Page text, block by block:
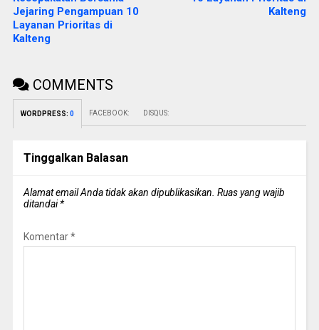
Jejaring Pengampuan 10
Layanan Prioritas di
Kalteng
Kalteng
COMMENTS
WORDPRESS: 0 FACEBOOK: DISQUS:
Tinggalkan Balasan
Alamat email Anda tidak akan dipublikasikan. Ruas yang wajib
ditandai*
Komentar*